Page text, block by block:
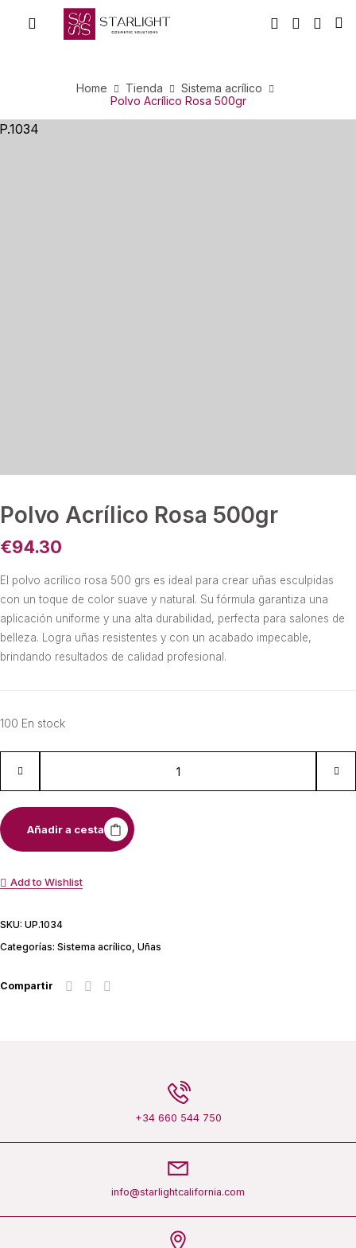
Home Tienda
Sistema acrílico
Polvo Acrílico Rosa 500gr
Polvo Acrílico Rosa 500gr
El polvo acrílico rosa 500 grs es ideal para crear uñas esculpidas
con un toque de color suave y natural. Su fórmula garantiza una
aplicación uniforme y una alta durabilidad, perfecta para salones de
belleza. Logra uñas resistentes y con un acabado impecable,
brindando resultados de calidad profesional.
€94.30
100 En stock
Añadir a cesta
Add to Wishlist
SKU: UP.1034
Categorías: Sistema acrílico, Uñas
Compartir
+34 660 544 750
info@starlightcalifornia.com